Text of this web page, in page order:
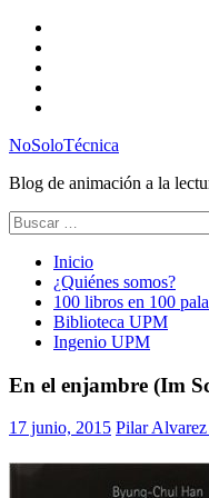
Saltar
contenido
NoSoloTécnica
Blog de animación a la
Buscar:
Inicio
¿Quiénes somos?
100 libros en 100
Biblioteca UPM
Ingenio UPM
En el enjambre (Im
17 junio, 2015 Pilar